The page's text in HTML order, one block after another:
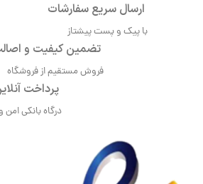
ارسال سریع سفارشات
با پیک و پست پیشتاز
تضمین کیفیت و
فروش مستقیم از فروشگاه
پرداخت
درگاه بانکی امن